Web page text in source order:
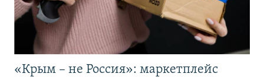
«Крым – не Россия»: маркетплейс